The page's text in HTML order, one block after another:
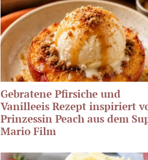
Gebratene Pfirsiche und
Vanilleeis Rezept inspiriert
Prinzessin Peach aus dem
Mario Film